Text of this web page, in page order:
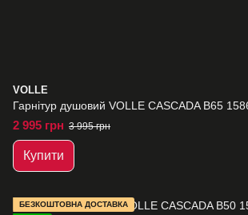
VOLLE
Гарнітур душовий VOLLE CASCADA B65
2 995 грн 3 995 грн
Купити
БЕЗКОШТОВНА ДОСТАВКА